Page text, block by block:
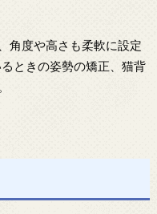
角度や高さも柔軟に設定
ときの姿勢の矯正、猫背